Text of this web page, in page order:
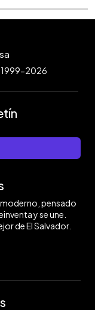
1999-2026
pensado
y se une.
de El Salvador.